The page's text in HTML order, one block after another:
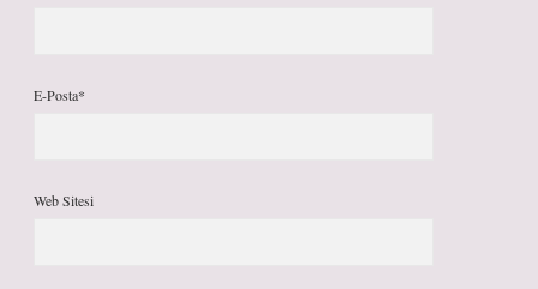
E-Posta*
Web Sitesi